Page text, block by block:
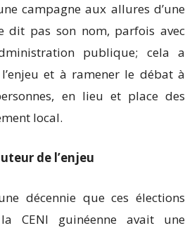
campagne aux allures d’une
dit pas son nom, parfois avec
publique; cela a
et à ramener le débat à
en lieu et place des
local.
de l’enjeu
décennie que ces élections
CENI guinéenne avait une